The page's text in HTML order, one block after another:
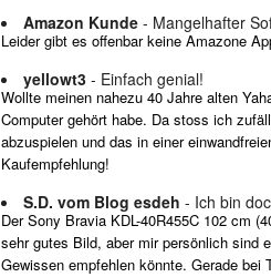
Amazon Kunde - Mangelhafter
Leider gibt es offenbar keine Amazone
yellowt3 - Einfach genial!
Wollte meinen nahezu 40 Jahre alten
Computer gehört habe. Da stoss ich
abzuspielen und das in einer
Kaufempfehlung!
S.D. vom Blog esdeh - Ich bin
Der Sony Bravia KDL-40R455C 102 cm
sehr gutes Bild, aber mir persönlich sind
Gewissen empfehlen könnte. Gerade